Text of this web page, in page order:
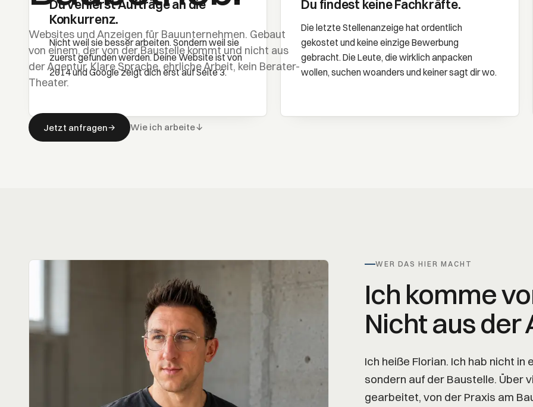
Websites und Anzeigen für Bauunternehmen. Gebaut
von einem, der von der Baustelle kommt und nicht aus
der Agentur. Klare Sprache, ehrliche Arbeit, kein Berater-
Theater.
Jetzt anfragen→ Wie ich arbeite↓
Du verlierst Aufträge an die
Konkurrenz.
Nicht weil sie besser arbeiten. Sondern weil sie
zuerst gefunden werden. Deine Website ist von
2014 und Google zeigt dich erst auf Seite 3.
Du findest keine Fachkräfte.
Die letzte Stellenanzeige hat ordentlich
gekostet und keine einzige Bewerbung
gebracht. Die Leute, die wirklich anpacken
wollen, suchen woanders und keiner sagt dir wo.
WER DAS HIER MACHT
Ich komme
Nicht aus der
Ich heiße Florian. Ich hab nicht
sondern auf der Baustelle. Über
gearbeitet, von der Praxis am